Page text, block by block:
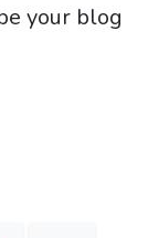
your blog